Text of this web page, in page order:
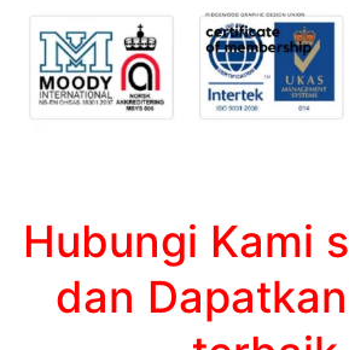
Hubungi Kami
dan